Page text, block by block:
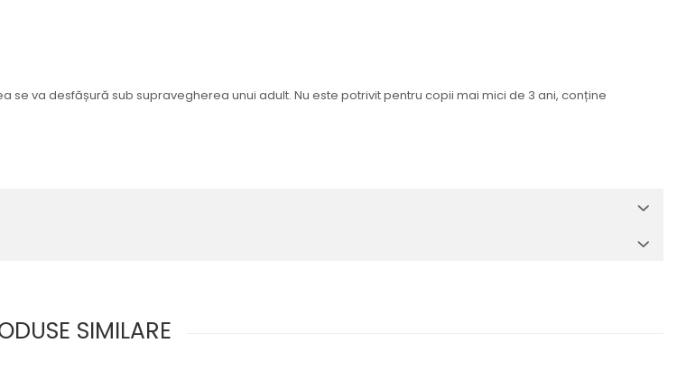
va desfășură sub supravegherea unui adult. Nu este potrivit pentru copii mai mici de 3 ani, conține
SIMILARE